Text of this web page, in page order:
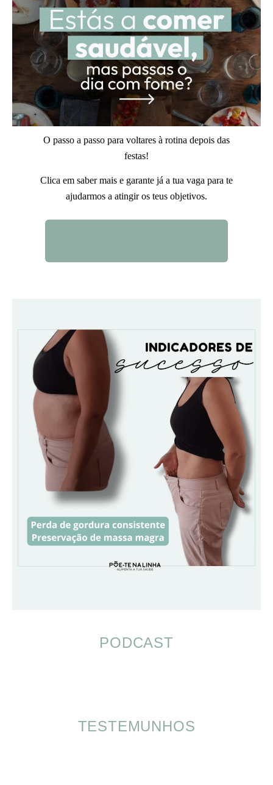
O passo a passo para voltares à rotina depois das
festas!
Clica em saber mais e garante já a tua vaga para te
ajudarmos a atingir os teus objetivos.
PODCAST
TESTEMUNHOS